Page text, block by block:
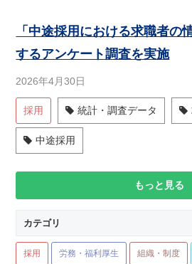
「中途採用における求職者の
するアンケート調査を実施
2026年4月30日
採用 統計・調査データ
中途採用
もっと見る
カテゴリ
採用 労務・福利厚生 組織・制度